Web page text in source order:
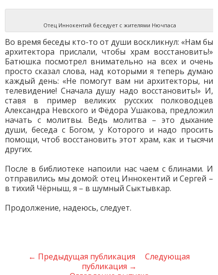
Отец Иннокентий беседует с жителями Нючпаса
Во время беседы кто-то от души воскликнул: «Нам бы
архитектора прислали, чтобы храм восстановить!»
Батюшка посмотрел внимательно на всех и очень
просто сказал слова, над которыми я теперь думаю
каждый день: «Не помогут вам ни архитекторы, ни
телевидение! Сначала душу надо восстановить!» И,
ставя в пример великих русских полководцев
Александра Невского и Фёдора Ушакова, предложил
начать с молитвы. Ведь молитва – это дыхание
души, беседа с Богом, у Которого и надо просить
помощи, чтоб восстановить этот храм, как и тысячи
других.
После в библиотеке напоили нас чаем с блинами. И
отправились мы домой: отец Иннокентий и Сергей –
в тихий Чёрныш, я – в шумный Сыктывкар.
Продолжение, надеюсь, следует.
← Предыдущая публикация
Следующая
публикация →